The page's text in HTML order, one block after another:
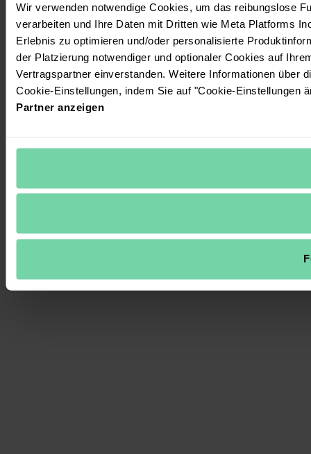
Wir verwenden notwendige Cookies, um das reibungslose
verarbeiten und Ihre Daten mit Dritten wie Meta Platforms
Erlebnis zu optimieren und/oder personalisierte
der Platzierung notwendiger und optionaler Cookies auf
Vertragspartner einverstanden. Weitere Informationen über
Cookie-Einstellungen, indem Sie auf "Cookie-Einstellungen
Partner anzeigen